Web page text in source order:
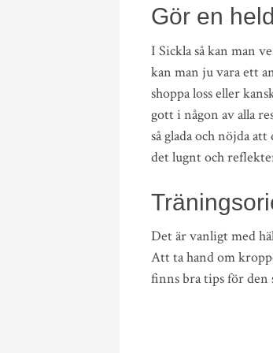
Gör en
I Sickla så kan man
kan man ju vara ett
shoppa loss eller
gott i någon av alla
så glada och nöjda
det lugnt och
Det är vanligt med
Att ta hand om
finns bra tips för